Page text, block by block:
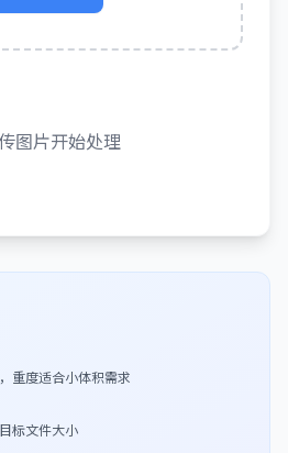
图片开始处理
重度适合小体积需求
标文件大小